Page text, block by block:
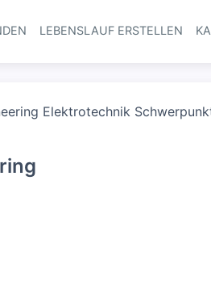
LEBENSLAUF ERSTELLEN
Elektrotechnik